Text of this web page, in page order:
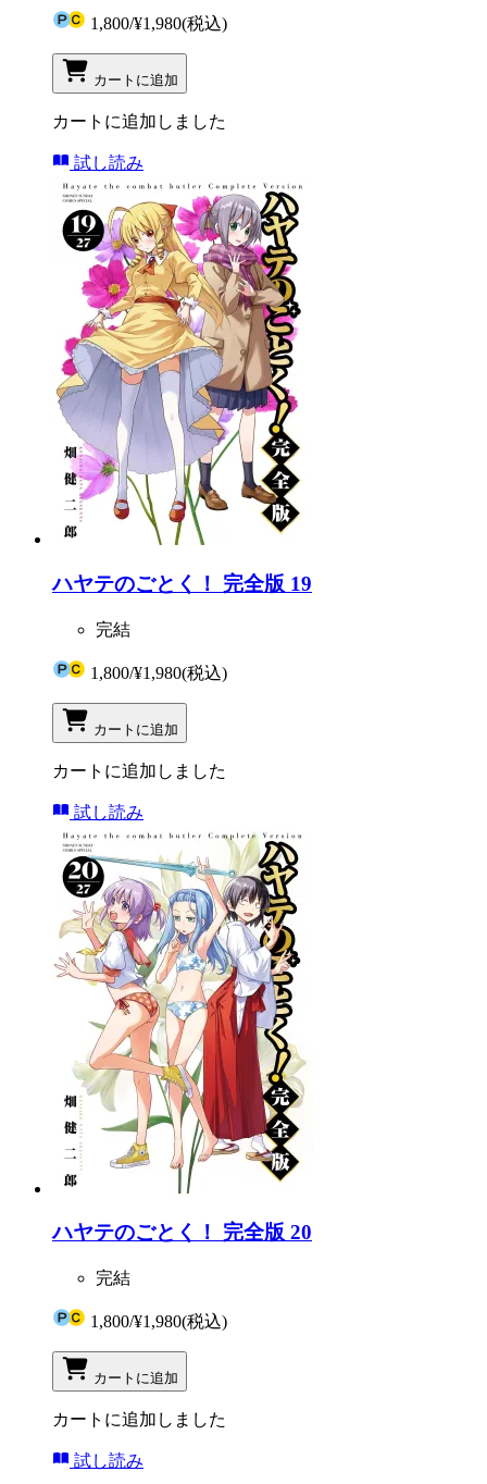
1,800/¥1,980(税込)
カートに追加
カートに追加しました
試し読み
ハヤテのごとく！ 完全版 19
完結
1,800/¥1,980(税込)
カートに追加
カートに追加しました
試し読み
ハヤテのごとく！ 完全版 20
完結
1,800/¥1,980(税込)
カートに追加
カートに追加しました
試し読み